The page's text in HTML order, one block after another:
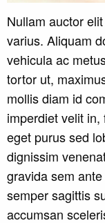
Nullam auctor
varius. Aliquam
vehicula ac
tortor ut,
mollis diam id
imperdiet velit
eget purus sed
dignissim
gravida sem
semper sagittis
accumsan